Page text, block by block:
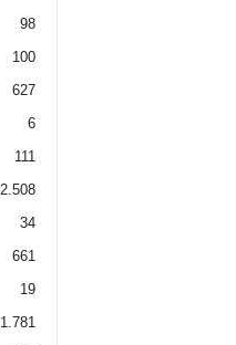
98
100
627
6
111
2.508
34
661
19
1.781